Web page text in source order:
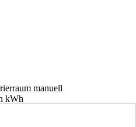
manuell
kWh